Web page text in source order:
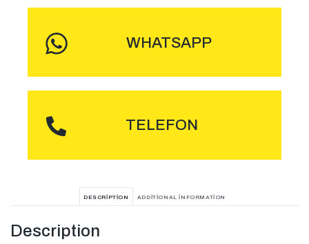
WHATSAPP
TELEFON
DESCRIPTION ADDITIONAL INFORMATION
Description